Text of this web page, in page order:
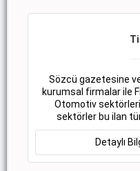
Sözcü gazetesine
kurumsal firmalar ile
Otomotiv
sektörler bu ilan
Detaylı